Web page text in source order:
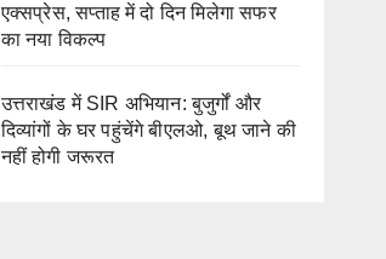
एक्सप्रेस, सप्ताह में दो दिन मिलेगा सफर
का नया विकल्प
उत्तराखंड में SIR अभियान: बुजुर्गों और
दिव्यांगों के घर पहुंचेंगे बीएलओ, बूथ जाने की
नहीं होगी जरूरत